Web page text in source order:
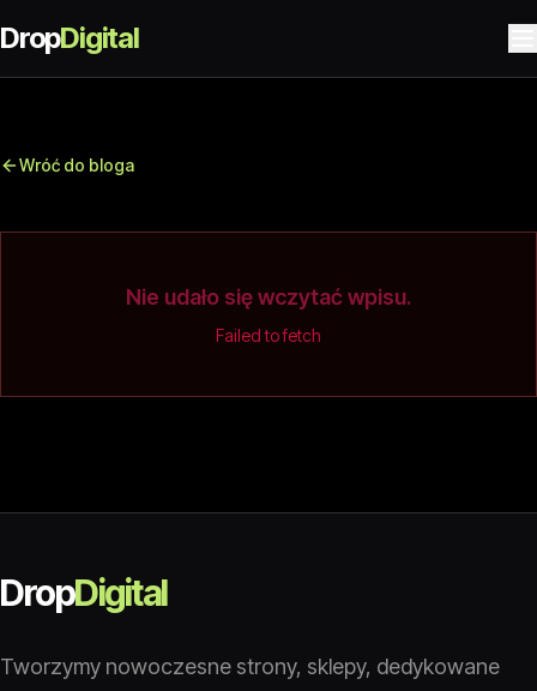
DropDigital
Wróć do bloga
Nie udało się wczytać wpisu.
Failed to fetch
DropDigital
Tworzymy nowoczesne strony, sklepy, dedykowane